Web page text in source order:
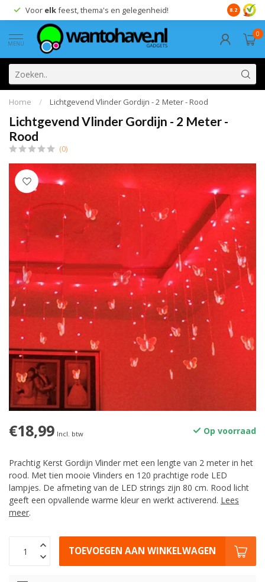
Voor elkfeest, thema's en gelegenheid! 8.2
MENU
0
Home / Lichtgevend Vlinder Gordijn - 2 Meter - Rood
Lichtgevend Vlinder Gordijn - 2 Meter -
Rood
(0)
€18,99 Incl. btw Op voorraad
Prachtig Kerst Gordijn Vlinder met een lengte van 2 meter in het
rood. Met tien mooie Vlinders en 120 prachtige rode LED
lampjes. De afmeting van de LED strings zijn 80 cm. Rood licht
geeft een opvallende warme kleur en werkt activerend. Lees
meer.
TOEVOEGEN AAN WINKELWAGEN